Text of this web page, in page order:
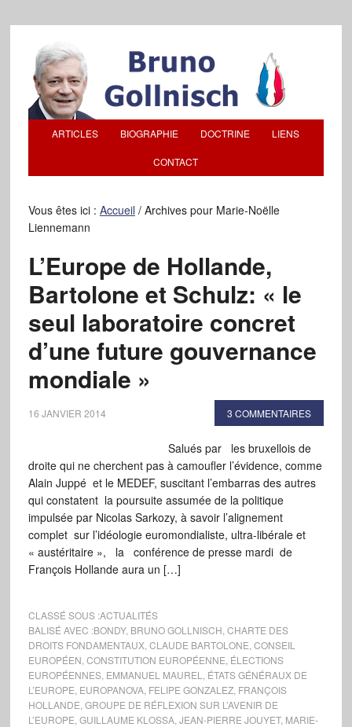
ARTICLES BIOGRAPHIE DOCTRINE LIENS
CONTACT
Vous êtes ici : Accueil /Archives pour Marie-Noëlle
Liennemann
L’Europe de Hollande,
Bartolone et Schulz: « le
seul laboratoire concret
d’une future gouvernance
mondiale »
16 JANVIER 2014 3 COMMENTAIRES
Salués par les bruxellois de
droite qui ne cherchent pas à camoufler l’évidence, comme
Alain Juppé et le MEDEF, suscitant l’embarras des autres
qui constatent la poursuite assumée de la politique
impulsée par Nicolas Sarkozy, à savoir l’alignement
complet sur l’idéologie euromondialiste, ultra-libérale et
« austéritaire », la conférence de presse mardi de
François Hollande aura un […]
CLASSÉ SOUS :ACTUALITÉS
BALISÉ AVEC :BONDY, BRUNO GOLLNISCH CHARTE DES
DROITS FONDAMENTAUX, CLAUDE BARTOLONE CONSEIL
EUROPÉEN CONSTITUTION EUROPÉENNE ÉLECTIONS
EUROPÉENNES, EMMANUEL MAUREL
ÉTATS GÉNÉRAUX DE
L’EUROPE EUROPANOVA, FELIPE GONZALEZ, FRANÇOIS
HOLLANDE GROUPE DE RÉFLEXION SUR L’AVENIR DE
L’EUROPE GUILLAUME KLOSSA, JEAN-PIERRE JOUYET, MARIE-